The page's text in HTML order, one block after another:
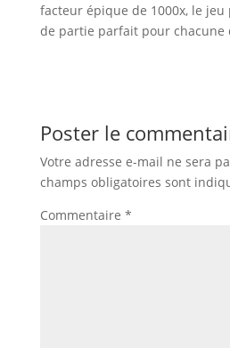
facteur épique de 1000x, le jeu
de partie parfait pour chacune
Poster le
Votre adresse e-mail ne sera
champs obligatoires sont
Commentaire *